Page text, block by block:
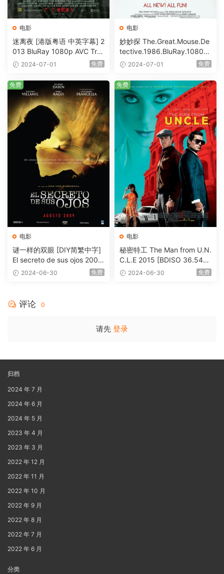
电影
迷离夜 [港版粤语 中英字幕] 2
013 BluRay 1080p AVC Tru
eHD5.1 [BDISO 22.64GB]
2024-07-01 免费
电影
妙妙探 The.Great.Mouse.De
tective.1986.BluRay.1080p.
AVC.DTS-HD.MA.5.1-HDHo
2024-07-01 免费
电影
谜一样的双眼 [DIY简繁中字]
El secreto de sus ojos 2009
1080p Blu-ray AVC DTS-HD
2024-06-30 免费
免费
电影
秘密特工 The Man from U.N.
C.L.E 2015 [BDISO 36.54G
B] 2024-06-30 免费
免费
评论 0
请先 登录
归档
2024 年 7 月
2024 年 6 月
2024 年 5 月
2023 年 4 月
2023 年 3 月
2022 年 12 月
2022 年 11 月
2022 年 10 月
2022 年 9 月
2022 年 8 月
2022 年 7 月
2022 年 6 月
分类